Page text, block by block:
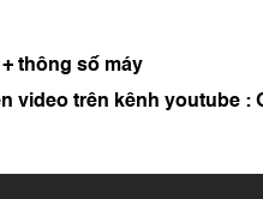
thông số máy
video trên kênh youtube :